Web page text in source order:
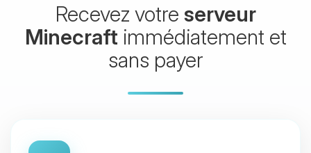
Recevez votre serveur
Minecraft immédiatement et
sans payer